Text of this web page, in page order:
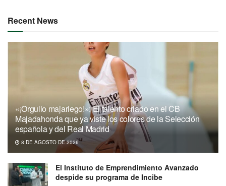
Recent News
«¡Orgullo majariego!»: El talento criado en el CB
Majadahonda que ya viste los colores de la Selección
española y del Real Madrid
8 DE AGOSTO DE 2026
El Instituto de Emprendimiento Avanzado
despide su programa de Incibe